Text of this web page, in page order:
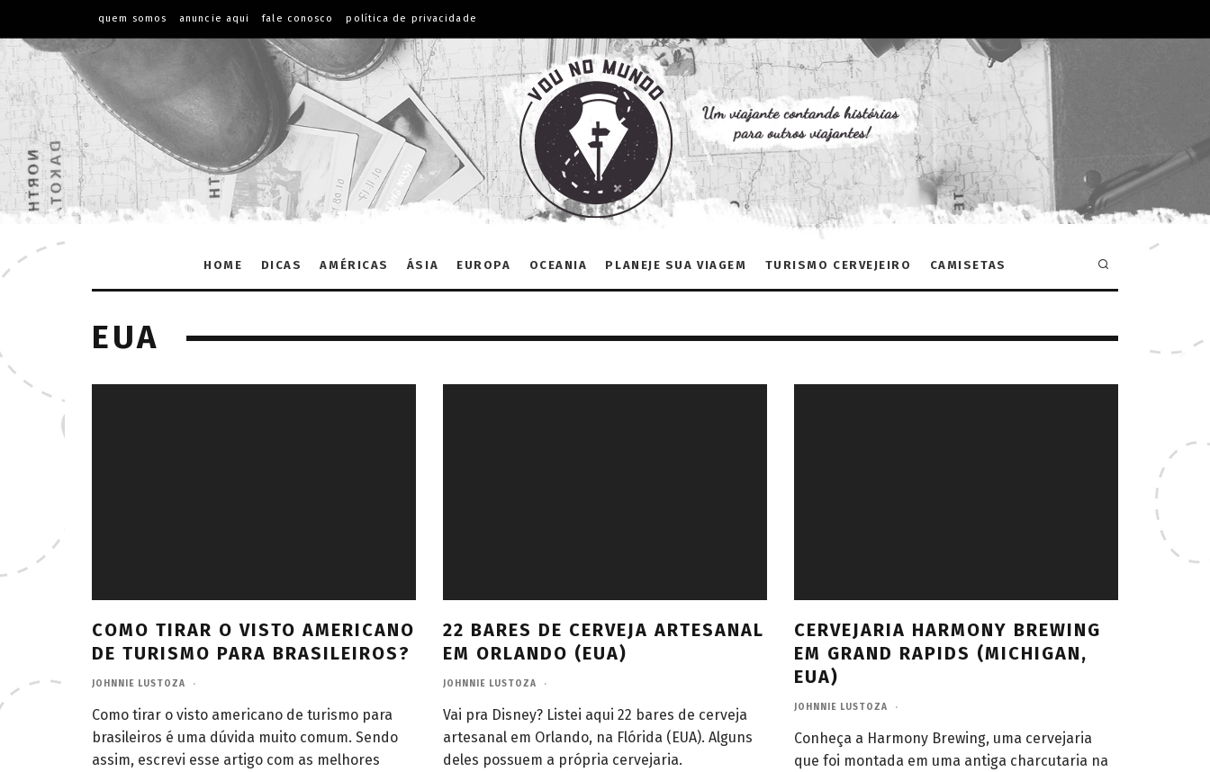
quem somos anuncie aqui fale conosco política de privacidade
HOME DICAS AMÉRICAS ÁSIA EUROPA OCEANIA PLANEJE SUA VIAGEM TURISMO CERVEJEIRO CAMISETAS
EUA
COMO TIRAR O VISTO AMERICANO
DE TURISMO PARA BRASILEIROS?
JOHNNIE LUSTOZA ·
Como tirar o visto americano de turismo para
brasileiros é uma dúvida muito comum. Sendo
assim, escrevi esse artigo com as melhores
22 BARES DE CERVEJA ARTESANAL
EM ORLANDO (EUA)
JOHNNIE LUSTOZA ·
Vai pra Disney? Listei aqui 22 bares de cerveja
artesanal em Orlando, na Flórida (EUA). Alguns
deles possuem a própria cervejaria.
CERVEJARIA HARMONY BREWING
EM GRAND RAPIDS (MICHIGAN,
EUA)
JOHNNIE LUSTOZA ·
Conheça a Harmony Brewing, uma cervejaria
que foi montada em uma antiga charcutaria na